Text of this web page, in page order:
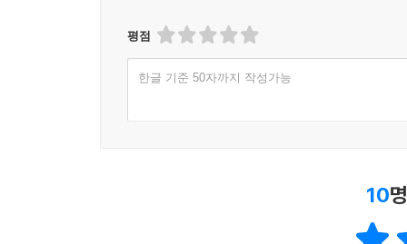
평점
한글 기준 50자까지 작성가능
10